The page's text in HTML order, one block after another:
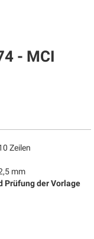
- MCI
Zeilen
mm
Prüfung der Vorlage